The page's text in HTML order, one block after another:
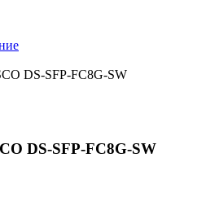
DS-SFP-FC8G-SW
DS-SFP-FC8G-SW